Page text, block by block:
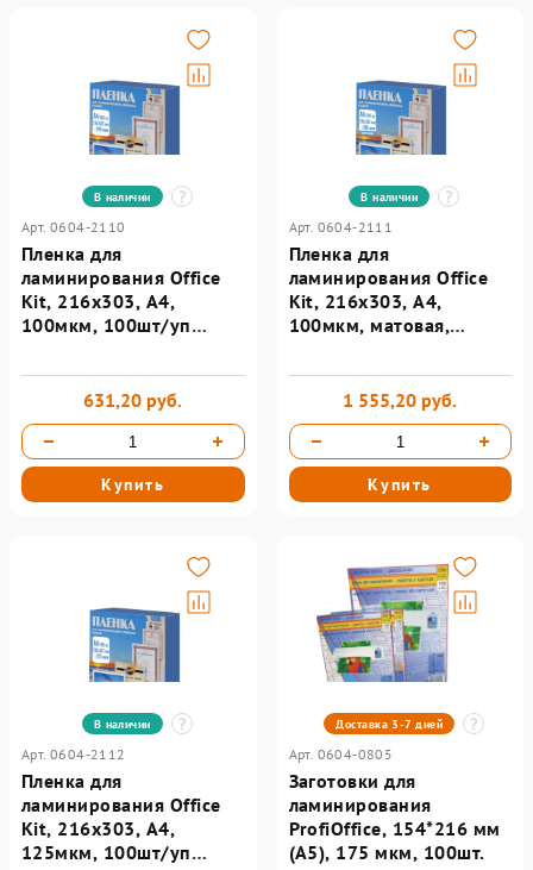
В наличии
Арт. 0604-2110
Пленка для
ламинирования Office
Kit, 216х303, А4,
100мкм, 100шт/уп
631,20 руб.
Купить
В наличии
Арт. 0604-2111
Пленка для
ламинирования Office
Kit, 216х303, А4,
100мкм, матовая,
1 555,20 руб.
Купить
В наличии
Арт. 0604-2112
Пленка для
ламинирования Office
Kit, 216х303, А4,
125мкм, 100шт/уп
Доставка 3-7 дней
Арт. 0604-0805
Заготовки для
ламинирования
ProfiOffice, 154*216 мм
(А5), 175 мкм, 100шт.